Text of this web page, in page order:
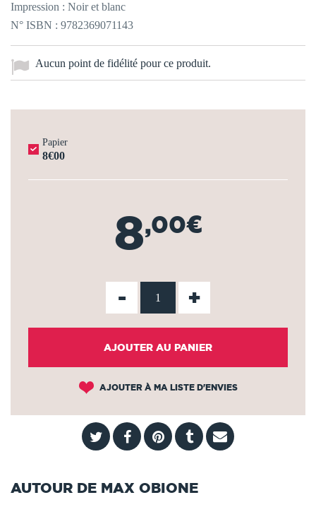
Impression : Noir et blanc
N° ISBN : 9782369071143
Aucun point de fidélité pour ce produit.
Papier
8€00
8,00€
- +
AJOUTER AU PANIER
AJOUTER À MA LISTE D'ENVIES
AUTOUR DE MAX OBIONE